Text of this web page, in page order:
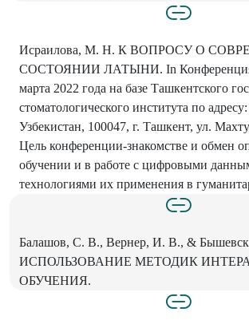
Исраилова, М. Н. К ВОПРОСУ О
СОСТОЯНИИ ЛАТЫНИ. In Конференция
марта 2022 года на базе Ташкентского
стоматологического института по
Узбекистан, 100047, г. Ташкент, ул.
Цель конференции-знакомстве и обмен
обучении и в работе с цифровыми
технологиями их применения в
Балашов, С. В., Вернер, И. В., &
ИСПОЛЬЗОВАНИЕ МЕТОДИК
ОБУЧЕНИЯ.